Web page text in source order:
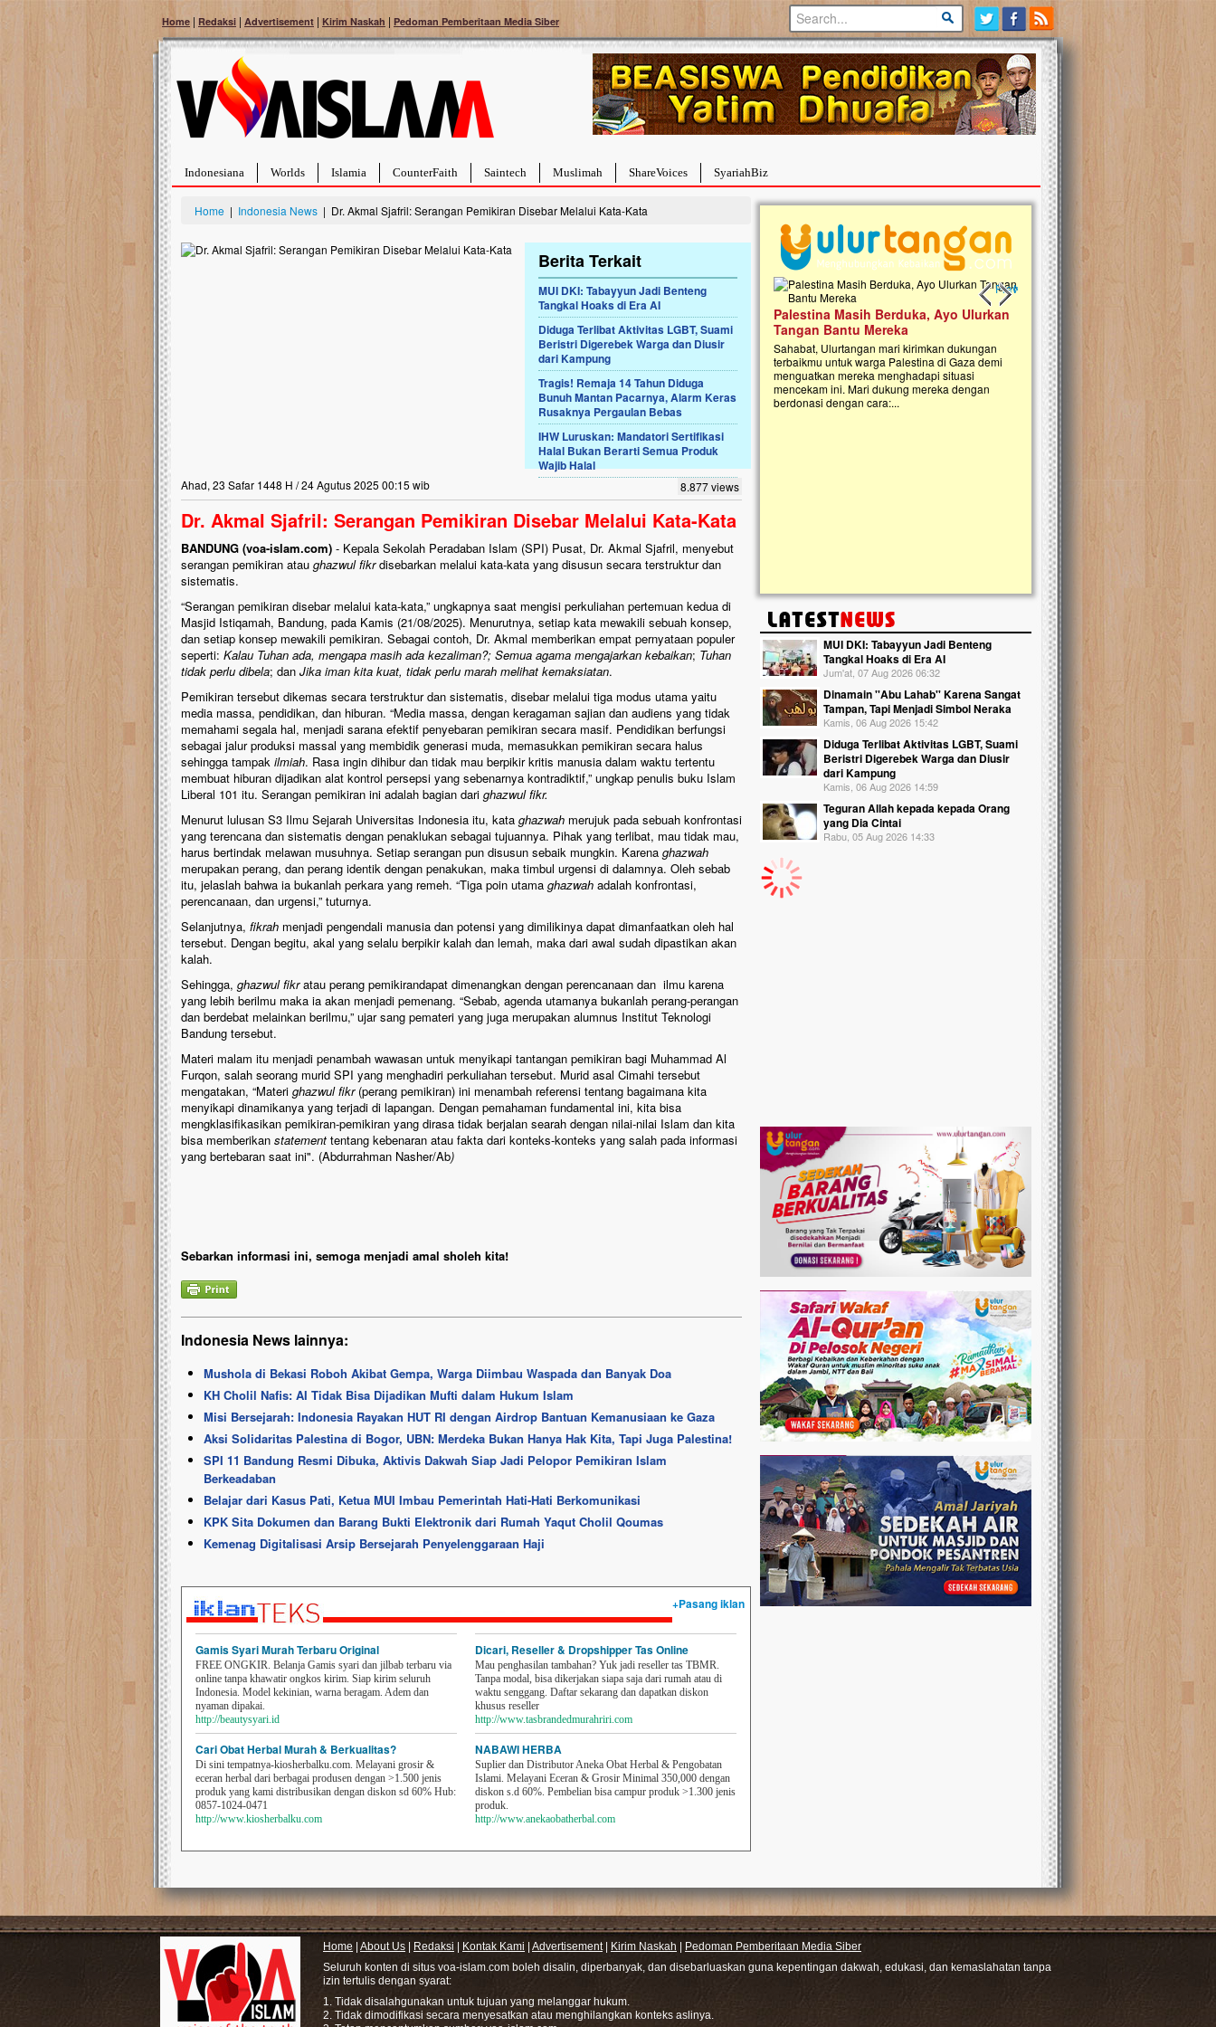
Home | Redaksi | Advertisement | Kirim Naskah | Pedoman Pemberitaan Media Siber
Indonesiana Worlds Islamia CounterFaith Saintech Muslimah ShareVoices SyariahBiz
Home | Indonesia News | Dr. Akmal Sjafril: Serangan Pemikiran Disebar Melalui Kata-Kata
Berita Terkait
MUI DKI: Tabayyun Jadi Benteng
Tangkal Hoaks di Era AI
Diduga Terlibat Aktivitas LGBT, Suami
Beristri Digerebek Warga dan Diusir
dari Kampung
Tragis! Remaja 14 Tahun Diduga
Bunuh Mantan Pacarnya, Alarm Keras
Rusaknya Pergaulan Bebas
IHW Luruskan: Mandatori Sertifikasi
Halal Bukan Berarti Semua Produk
Wajib Halal
Ahad, 23 Safar 1448 H / 24 Agutus 2025 00:15 wib 8.877 views
Dr. Akmal Sjafril: Serangan Pemikiran Disebar Melalui Kata-Kata
BANDUNG (voa-islam.com) - Kepala Sekolah Peradaban Islam (SPI) Pusat, Dr. Akmal Sjafril, menyebut
serangan pemikiran atau ghazwul fikrdisebarkan melalui kata-kata yang disusun secara terstruktur dan
sistematis.
“Serangan pemikiran disebar melalui kata-kata,” ungkapnya saat mengisi perkuliahan pertemuan kedua di
Masjid Istiqamah, Bandung, pada Kamis (21/08/2025). Menurutnya, setiap kata mewakili sebuah konsep,
dan setiap konsep mewakili pemikiran. Sebagai contoh, Dr. Akmal memberikan empat pernyataan populer
seperti: Kalau Tuhan ada, mengapa masih ada kezaliman?; Semua agama mengajarkan kebaikan; Tuhan
tidak perlu dibela; dan Jika iman kita kuat, tidak perlu marah melihat kemaksiatan.
Pemikiran tersebut dikemas secara terstruktur dan sistematis, disebar melalui tiga modus utama yaitu
media massa, pendidikan, dan hiburan. “Media massa, dengan keragaman sajian dan audiens yang tidak
memahami segala hal, menjadi sarana efektif penyebaran pemikiran secara masif. Pendidikan berfungsi
sebagai jalur produksi massal yang membidik generasi muda, memasukkan pemikiran secara halus
sehingga tampak ilmiah. Rasa ingin dihibur dan tidak mau berpikir kritis manusia dalam waktu tertentu
membuat hiburan dijadikan alat kontrol persepsi yang sebenarnya kontradiktif,” ungkap penulis buku Islam
Liberal 101 itu. Serangan pemikiran ini adalah bagian dari ghazwul fikr.
Menurut lulusan S3 Ilmu Sejarah Universitas Indonesia itu, kata ghazwah merujuk pada sebuah konfrontasi
yang terencana dan sistematis dengan penaklukan sebagai tujuannya. Pihak yang terlibat, mau tidak mau,
harus bertindak melawan musuhnya. Setiap serangan pun disusun sebaik mungkin. Karena ghazwah
merupakan perang, dan perang identik dengan penakukan, maka timbul urgensi di dalamnya. Oleh sebab
itu, jelaslah bahwa ia bukanlah perkara yang remeh. “Tiga poin utama ghazwah adalah konfrontasi,
perencanaan, dan urgensi,” tuturnya.
Selanjutnya, fikrah menjadi pengendali manusia dan potensi yang dimilikinya dapat dimanfaatkan oleh hal
tersebut. Dengan begitu, akal yang selalu berpikir kalah dan lemah, maka dari awal sudah dipastikan akan
kalah.
Sehingga, ghazwul fikratau perang pemikirandapat dimenangkan dengan perencanaan dan ilmu karena
yang lebih berilmu maka ia akan menjadi pemenang. “Sebab, agenda utamanya bukanlah perang-perangan
dan berdebat melainkan berilmu,” ujar sang pemateri yang juga merupakan alumnus Institut Teknologi
Bandung tersebut.
Materi malam itu menjadi penambah wawasan untuk menyikapi tantangan pemikiran bagi Muhammad Al
Furqon, salah seorang murid SPI yang menghadiri perkuliahan tersebut. Murid asal Cimahi tersebut
mengatakan, “Materi ghazwul fikr (perang pemikiran) ini menambah referensi tentang bagaimana kita
menyikapi dinamikanya yang terjadi di lapangan. Dengan pemahaman fundamental ini, kita bisa
mengklasifikasikan pemikiran-pemikiran yang dirasa tidak berjalan searah dengan nilai-nilai Islam dan kita
bisa memberikan statement tentang kebenaran atau fakta dari konteks-konteks yang salah pada informasi
yang bertebaran saat ini". (Abdurrahman Nasher/Ab)
Sebarkan informasi ini, semoga menjadi amal sholeh kita!
Indonesia News lainnya:
Mushola di Bekasi Roboh Akibat Gempa, Warga Diimbau Waspada dan Banyak Doa
KH Cholil Nafis: AI Tidak Bisa Dijadikan Mufti dalam Hukum Islam
Misi Bersejarah: Indonesia Rayakan HUT RI dengan Airdrop Bantuan Kemanusiaan ke Gaza
Aksi Solidaritas Palestina di Bogor, UBN: Merdeka Bukan Hanya Hak Kita, Tapi Juga Palestina!
SPI 11 Bandung Resmi Dibuka, Aktivis Dakwah Siap Jadi Pelopor Pemikiran Islam
Berkeadaban
Belajar dari Kasus Pati, Ketua MUI Imbau Pemerintah Hati-Hati Berkomunikasi
KPK Sita Dokumen dan Barang Bukti Elektronik dari Rumah Yaqut Cholil Qoumas
Kemenag Digitalisasi Arsip Bersejarah Penyelenggaraan Haji
+Pasang iklan
Gamis Syari Murah Terbaru Original
FREE ONGKIR. Belanja Gamis syari dan jilbab terbaru via
online tanpa khawatir ongkos kirim. Siap kirim seluruh
Indonesia. Model kekinian, warna beragam. Adem dan
nyaman dipakai.
http://beautysyari.id
Cari Obat Herbal Murah & Berkualitas?
Di sini tempatnya-kiosherbalku.com. Melayani grosir &
eceran herbal dari berbagai produsen dengan >1.500 jenis
produk yang kami distribusikan dengan diskon sd 60% Hub:
0857-1024-0471
http://www.kiosherbalku.com
Dicari, Reseller & Dropshipper Tas Online
Mau penghasilan tambahan? Yuk jadi reseller tas TBMR.
Tanpa modal, bisa dikerjakan siapa saja dari rumah atau di
waktu senggang. Daftar sekarang dan dapatkan diskon
khusus reseller
http://www.tasbrandedmurahriri.com
NABAWI HERBA
Suplier dan Distributor Aneka Obat Herbal & Pengobatan
Islami. Melayani Eceran & Grosir Minimal 350,000 dengan
diskon s.d 60%. Pembelian bisa campur produk >1.300 jenis
produk.
http://www.anekaobatherbal.com
Previous slide
Next slide
Lima Tahun Mangkrak, Masjid di
Pelosok ini Mengenaskan. Ayo Bantu.!!
Nasib masjid di Kampung Cilumbu ini sungguh
mengenaskan. Lima tahun mangkrak, kini nyaris
berlumut, dan menghitam terpapar panas dan
Palestina Masih Berduka, Ayo Ulurkan
Tangan Bantu Mereka
Sahabat, Ulurtangan mari kirimkan dukungan
terbaikmu untuk warga Palestina di Gaza demi
menguatkan mereka menghadapi situasi
mencekam ini. Mari dukung mereka dengan
berdonasi dengan cara:...
Open Donasi Wakaf
Rumah Qur'an & TK Islam
Najjah di Jonggol
Saat ini, Ulurtangan bersama Yayasan
Najjahtul Islam Jonggol sedang merintis
pembangunan Rumah Qur’an dan
kanak Islam Terpadu (TKIT) An Najjah
Gedung Majelis Taklim di Jonggol,...
MUI DKI: Tabayyun Jadi Benteng
Tangkal Hoaks di Era AI
Jum'at, 07 Aug 2026 06:32
Dinamain ''Abu Lahab'' Karena Sangat
Tampan, Tapi Menjadi Simbol Neraka
Kamis, 06 Aug 2026 15:42
Diduga Terlibat Aktivitas LGBT, Suami
Beristri Digerebek Warga dan Diusir
dari Kampung
Kamis, 06 Aug 2026 14:59
Teguran Allah kepada kepada Orang
yang Dia Cintai
Rabu, 05 Aug 2026 14:33
Home About Us Redaksi Kontak Kami Advertisement| Kirim Naskah
Pedoman Pemberitaan Media Siber
Seluruh konten di situs voa-islam.com boleh disalin, diperbanyak, dan disebarluaskan guna kepentingan dakwah, edukasi, dan kemaslahatan tanpa
izin tertulis dengan syarat:
1. Tidak disalahgunakan untuk tujuan yang melanggar hukum.
2. Tidak dimodifikasi secara menyesatkan atau menghilangkan konteks aslinya.